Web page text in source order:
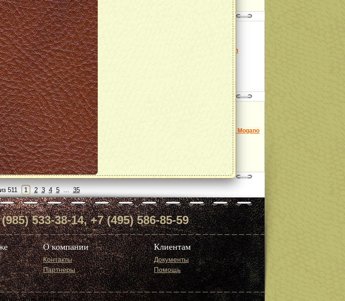
Модель:
Siena Tabac
далее
Siena Brown
Модель:
Nappa Le Mans
col.Dark Brown
далее
Monza 1015 Mogano
511 1 2 3 4 5... 35
533-38-14, +7 (495) 586-85-59
О компании
Контакты
Партнеры
Клиентам
Документы
Помощь